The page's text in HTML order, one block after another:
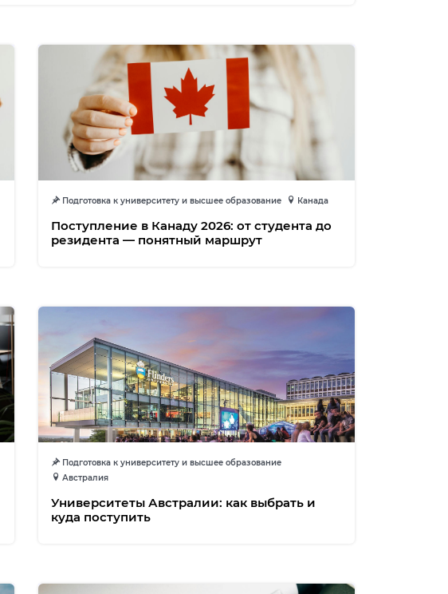
Подготовка к университету и высшее образование Канада
Поступление в Канаду 2026: от студента до
резидента — понятный маршрут
Подготовка к университету и высшее образование
Австралия
Университеты Австралии: как выбрать и
куда поступить